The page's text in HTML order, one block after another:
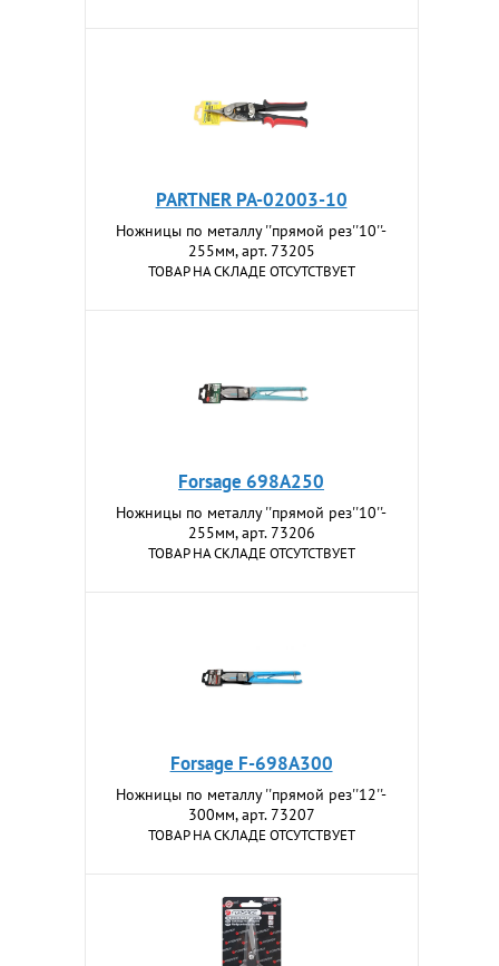
PARTNER PA-02003-10
Ножницы по металлу ''прямой рез''10''-
255мм, арт. 73205
ТОВАР НА СКЛАДЕ ОТСУТСТВУЕТ
Forsage 698A250
Ножницы по металлу ''прямой рез''10''-
255мм, арт. 73206
ТОВАР НА СКЛАДЕ ОТСУТСТВУЕТ
Forsage F-698A300
Ножницы по металлу ''прямой рез''12''-
300мм, арт. 73207
ТОВАР НА СКЛАДЕ ОТСУТСТВУЕТ